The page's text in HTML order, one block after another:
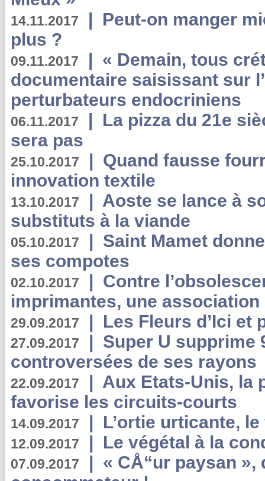
14.11.2017 | Peut-on manger
plus ?
09.11.2017 | « Demain, tous
documentaire saisissant sur
perturbateurs endocriniens
06.11.2017 | La pizza du 21e
sera pas
25.10.2017 | Quand fausse
innovation textile
13.10.2017 | Aoste se lance à
substituts à la viande
05.10.2017 | Saint Mamet
ses compotes
02.10.2017 | Contre
imprimantes, une
29.09.2017 | Les Fleurs d’Ici et
27.09.2017 | Super U supprime
controversées de ses rayons
22.09.2017 | Aux Etats-Unis, la
favorise les circuits-courts
14.09.2017 | L’ortie urticante,
12.09.2017 | Le végétal à la
07.09.2017 | « CÅ“ur paysan